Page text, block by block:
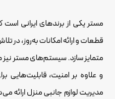
مستر یکی از برندهای ایرانی است
قطعات و ارائه امکانات به‌روز، در
مدیریت لوازم جانبی منزل ارائه